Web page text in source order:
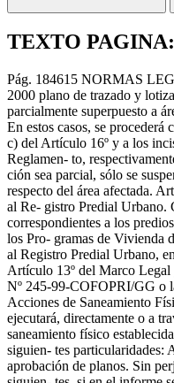
TEXTO
Pág. 184615 NORMAS
2000 plano de trazado y
parcialmente superpuesto a
En estos casos, se
c) del Artículo 16º y a los
Reglamen- to,
ción sea parcial, sólo se
respecto del área afectada.
al Re- gistro Predial Urbano.
correspondientes a los
los Pro- gramas de Vivienda
al Registro Predial Urbano,
Artículo 13º del Marco
Nº 245-99-COFOPRI/GG o
Acciones de Saneamiento
ejecutará, directamente o a
saneamiento físico
siguien- tes
aprobación de planos. Sin